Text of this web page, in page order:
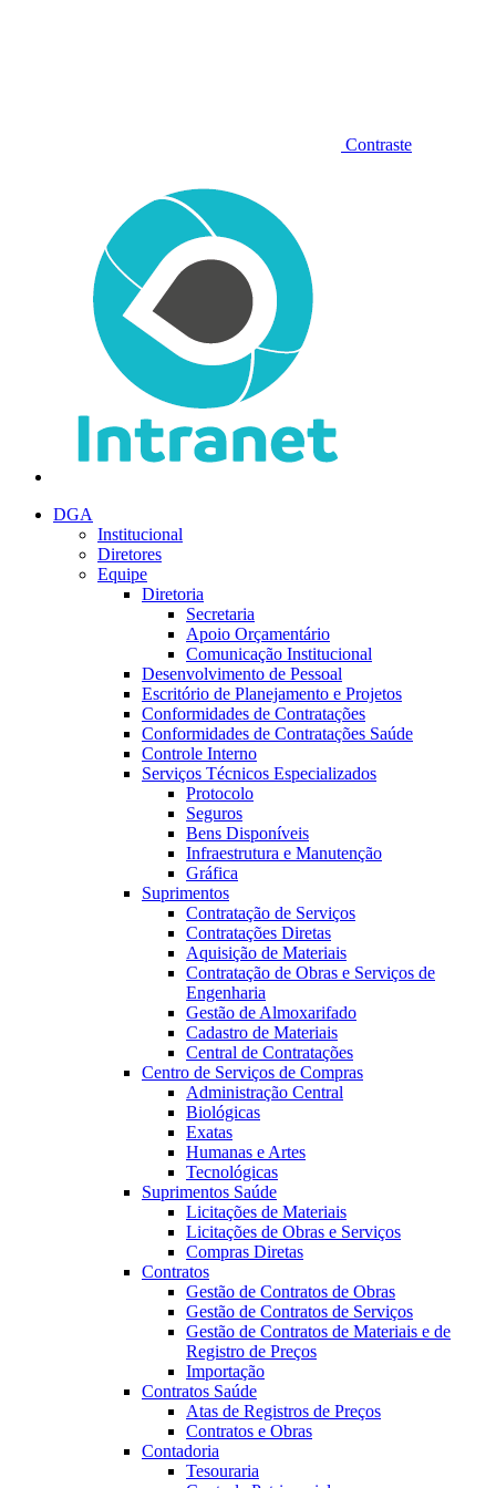
Contraste
DGA
Institucional
Diretores
Equipe
Diretoria
Secretaria
Apoio Orçamentário
Comunicação Institucional
Desenvolvimento de Pessoal
Escritório de Planejamento e Projetos
Conformidades de Contratações
Conformidades de Contratações Saúde
Controle Interno
Serviços Técnicos Especializados
Protocolo
Seguros
Bens Disponíveis
Infraestrutura e Manutenção
Gráfica
Suprimentos
Contratação de Serviços
Contratações Diretas
Aquisição de Materiais
Contratação de Obras e Serviços de
Engenharia
Gestão de Almoxarifado
Cadastro de Materiais
Central de Contratações
Centro de Serviços de Compras
Administração Central
Biológicas
Exatas
Humanas e Artes
Tecnológicas
Suprimentos Saúde
Licitações de Materiais
Licitações de Obras e Serviços
Compras Diretas
Contratos
Gestão de Contratos de Obras
Gestão de Contratos de Serviços
Gestão de Contratos de Materiais e de
Registro de Preços
Importação
Contratos Saúde
Atas de Registros de Preços
Contratos e Obras
Contadoria
Tesouraria